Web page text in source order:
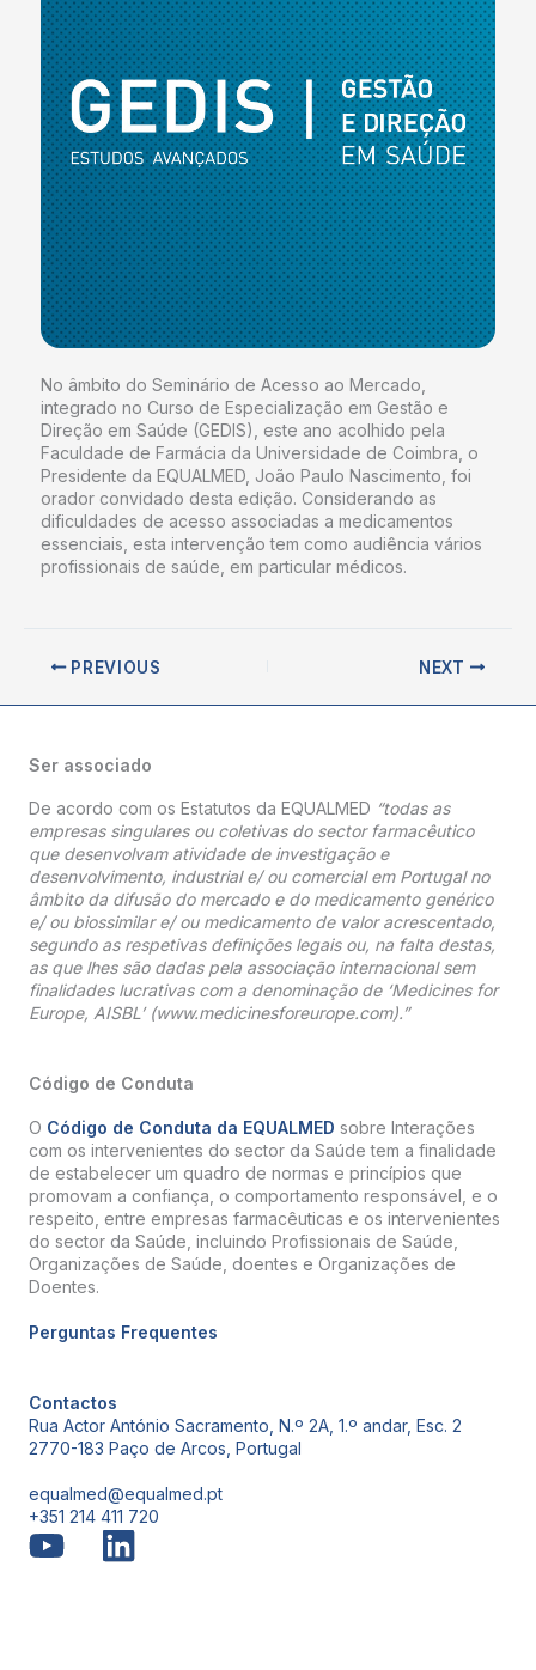
No âmbito do Seminário de Acesso ao Mercado,
integrado no Curso de Especialização em Gestão e
Direção em Saúde (GEDIS), este ano acolhido pela
Faculdade de Farmácia da Universidade de Coimbra, o
Presidente da EQUALMED, João Paulo Nascimento, foi
orador convidado desta edição. Considerando as
dificuldades de acesso associadas a medicamentos
essenciais, esta intervenção tem como audiência vários
profissionais de saúde, em particular médicos.
PREVIOUS NEXT
Ser associado
De acordo com os Estatutos da EQUALMED “todas as
empresas singulares ou coletivas do sector farmacêutico
que desenvolvam atividade de investigação e
desenvolvimento, industrial e/ ou comercial em Portugal no
âmbito da difusão do mercado e do medicamento genérico
e/ ou biossimilar e/ ou medicamento de valor acrescentado,
segundo as respetivas definições legais ou, na falta destas,
as que lhes são dadas pela associação internacional sem
finalidades lucrativas com a denominação de ‘Medicines for
Europe, AISBL’ (www.medicinesforeurope.com).”
Código de Conduta
O Código de Conduta da EQUALMED sobre Interações
com os intervenientes do sector da Saúde tem a finalidade
de estabelecer um quadro de normas e princípios que
promovam a confiança, o comportamento responsável, e o
respeito, entre empresas farmacêuticas e os intervenientes
do sector da Saúde, incluindo Profissionais de Saúde,
Organizações de Saúde, doentes e Organizações de
Doentes.
Perguntas Frequentes
Contactos
Rua Actor António Sacramento, N.º 2A, 1.º andar, Esc. 2
2770-183 Paço de Arcos, Portugal
equalmed@equalmed.pt
+351 214 411 720